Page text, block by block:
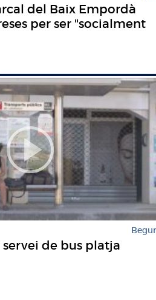
del Baix Empordà
per ser "socialment
Begur
de bus platja